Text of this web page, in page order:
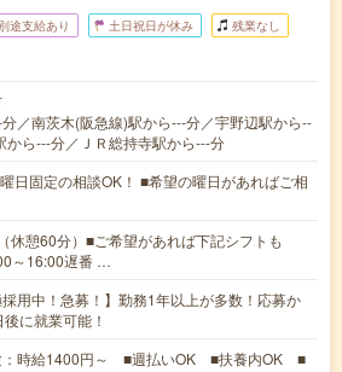
途支給あり 土日祝日が休み 残業なし
／南茨木(阪急線)駅から---分／宇野辺駅から--
から---分／ＪＲ総持寺駅から---分
日固定の相談OK！ ■希望の曜日があればご相
休憩60分）■ご希望があれば下記シフトも
～16:00遅番 …
採用中！急募！】勤務1年以上が多数！応募か
に就業可能！
：時給1400円～ ■週払いOK ■扶養内OK ■